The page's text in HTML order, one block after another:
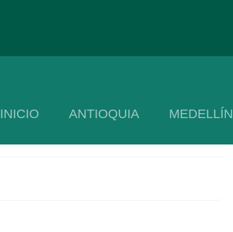
INICIO ANTIOQUIA MEDELLÍN